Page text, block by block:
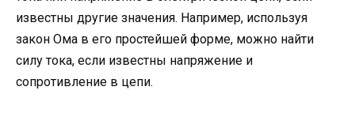
известны другие значения. Например, используя
закон Ома в его простейшей форме, можно найти
силу тока, если известны напряжение и
сопротивление в цепи.